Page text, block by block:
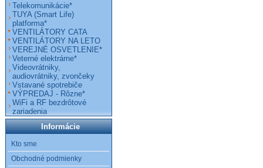
Telekomunikácie*
TUYA (Smart Life)
platforma*
VENTILÁTORY CATA
VENTILÁTORY NA LETO
VEREJNÉ OSVETLENIE*
Veterné elektrárne*
Videovrátniky,
audiovrátniky, zvončeky
Vstavané spotrebiče
VÝPREDAJ - Rôzne*
WiFi a RF bezdrôtové
zariadenia
Informácie
Kto sme
Obchodné podmienky